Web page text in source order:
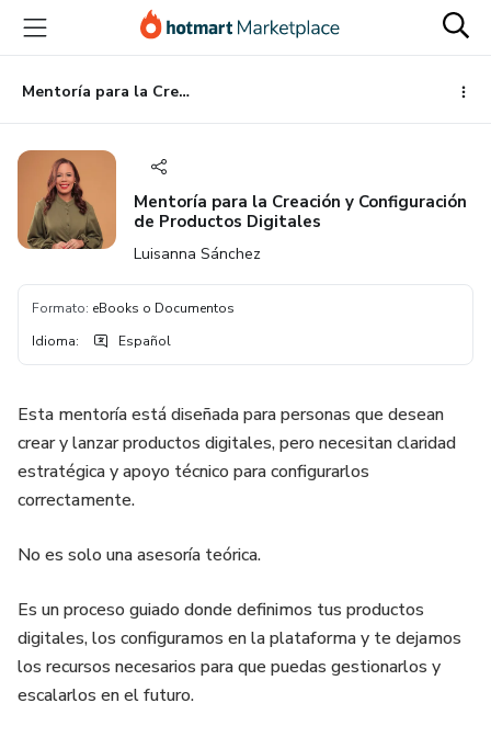
principal
página
de
página
Mentoría para la Creación y Configuración de Productos Digitales
Mentoría para la Creación y Configuración
de Productos Digitales
Luisanna Sánchez
Formato: eBooks o Documentos
Idioma: Español
Esta mentoría está diseñada para personas que desean
crear y lanzar productos digitales, pero necesitan claridad
estratégica y apoyo técnico para configurarlos
correctamente.
No es solo una asesoría teórica.
Es un proceso guiado donde definimos tus productos
digitales, los configuramos en la plataforma y te dejamos
los recursos necesarios para que puedas gestionarlos y
escalarlos en el futuro.